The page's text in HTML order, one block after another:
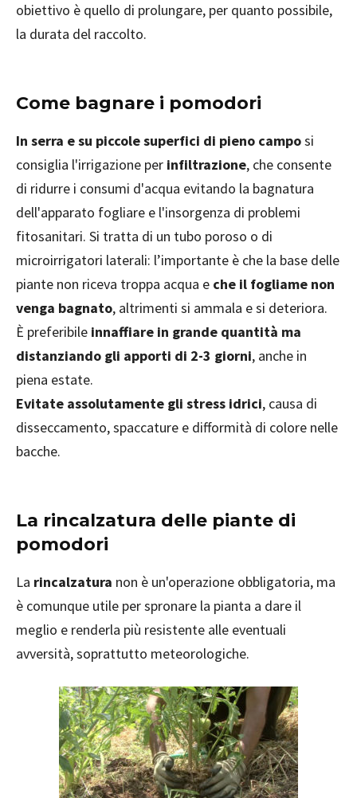
obiettivo è quello di prolungare, per quanto possibile,
la durata del raccolto.
Come bagnare i pomodori
In serra e su piccole superfici di pieno camposi
consiglia l'irrigazione per infiltrazione, che consente
di ridurre i consumi d'acqua evitando la bagnatura
dell'apparato fogliare e l'insorgenza di problemi
fitosanitari. Si tratta di un tubo poroso o di
microirrigatori laterali: l’importante è che la base delle
piante non riceva troppa acqua e che il fogliame non
venga bagnato, altrimenti si ammala e si deteriora.
È preferibile innaffiare in grande quantità ma
distanziando gli apporti di 2-3 giorni, anche in
piena estate.
Evitate assolutamente gli stress idrici, causa di
disseccamento, spaccature e difformità di colore nelle
bacche.
La rincalzatura delle piante di
pomodori
La rincalzatura non è un'operazione obbligatoria, ma
è comunque utile per spronare la pianta a dare il
meglio e renderla più resistente alle eventuali
avversità, soprattutto meteorologiche.